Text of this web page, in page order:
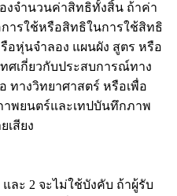
นค่าสิทธิทั้งสิ้น ถ้าค่า
ารใช้หรือสิทธิในการใช้สิทธิ
อหุ่นจำลอง แผนผัง สูตร หรือ
ศเกี่ยวกับประสบการณ์ทาง
างวิทยาศาสตร์ หรือเพื่อ
พยนตร์และเทปบันทึกภาพ
เสียง
2 จะไม่ใช้บังคับ ถ้าผู้รับ